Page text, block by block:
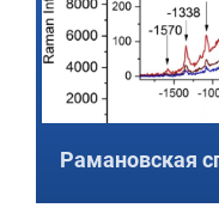
Рамановская